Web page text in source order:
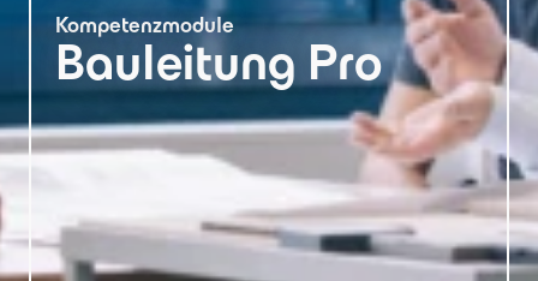
Kompetenzmodule
Bauleitung Pro